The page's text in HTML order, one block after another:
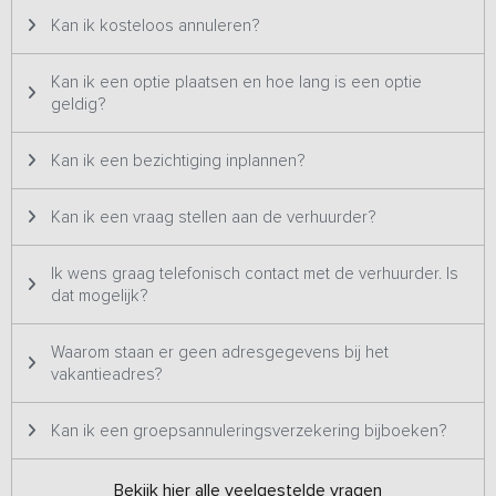
Kan ik kosteloos annuleren?
Kan ik een optie plaatsen en hoe lang is een optie
geldig?
Kan ik een bezichtiging inplannen?
Kan ik een vraag stellen aan de verhuurder?
Ik wens graag telefonisch contact met de verhuurder. Is
dat mogelijk?
Waarom staan er geen adresgegevens bij het
vakantieadres?
Kan ik een groepsannuleringsverzekering bijboeken?
Bekijk hier alle veelgestelde vragen